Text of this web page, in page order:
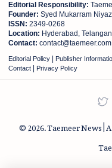
Editorial Responsibility:
Founder: Syed Mukarram Niyaz
ISSN: 2349-0268
Location: Hyderabad,
Contact: contact@taemeer.com
Editorial Policy Publisher
Contact Privacy Policy
2026.Taemeer News |